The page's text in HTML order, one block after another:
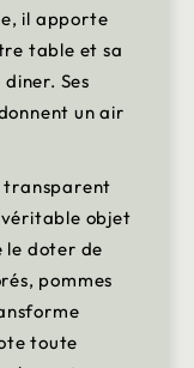
il apporte
table et sa
Ses
un air
transparent
véritable objet
le doter de
pommes
toute